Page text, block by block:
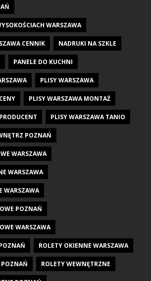
WARSZAWA
CENNIK NADRUKI NA SZKLE
PANELE DO KUCHNI
PLISY WARSZAWA
PLISY WARSZAWA MONTAŻ
PLISY WARSZAWA TANIO
POZNAŃ
WARSZAWA
WARSZAWA
WARSZAWA
POZNAŃ
WARSZAWA
ROLETY OKIENNE WARSZAWA
POZNAŃ ROLETY WEWNĘTRZNE